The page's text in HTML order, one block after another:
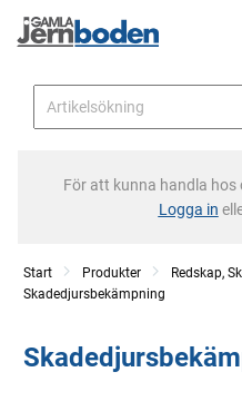
För att kunna handla hos
Logga in
Start Produkter
Redskap,
Skadedjursbekämpning